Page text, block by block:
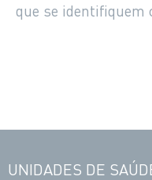
que se identifiquem
UNIDADES DE